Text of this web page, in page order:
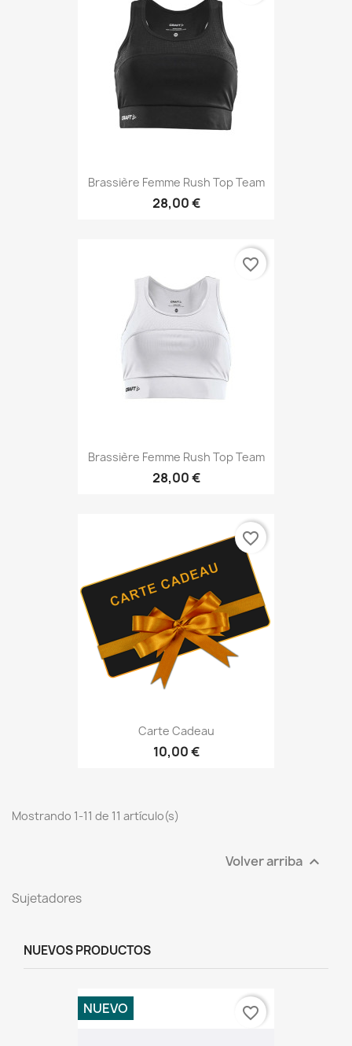
Brassière Femme Rush Top Team
28,00 €
Brassière Femme Rush Top Team
28,00 €
favorite_border
Carte Cadeau
10,00 €
favorite_border
Mostrando 1-11 de 11 artículo(s)
Volver arriba 
Sujetadores
NUEVOS PRODUCTOS
NUEVO favorite_border